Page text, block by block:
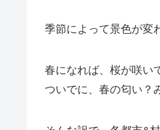
季節によって景色が変
春になれば、桜が咲い
ついでに、春の匂い？